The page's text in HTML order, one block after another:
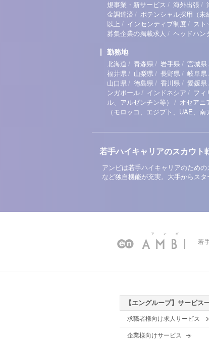
規事業・新サービス / 海外出張 /
金調達済 / ポテンシャル採用（未
以上 / インセンティブ制度 / スト
募集企業の掲載求人 / ヘッドハン
勤務地
北海道 / 青森県 / 岩手県 / 宮城県
福井県 / 山梨県 / 長野県 / 岐阜県
山口県 / 徳島県 / 香川県 / 愛媛県
ンガポール / インドネシア / フィ
ル、アルゼンチン等）
/ オセアニ
（モロッコ、エジプト、UAE、南
若手ハイキャリアのスカウト
アンビは若手ハイキャリアのため
など独自機能が充実。大手からス
若
【エングループ】サービス
求職者様向け求人サービス
企業様向けサービス